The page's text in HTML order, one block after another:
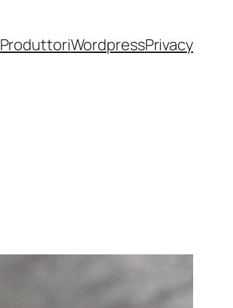
ProduttoriWordpressPrivacy